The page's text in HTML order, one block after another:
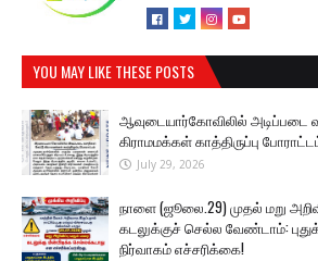
YOU MAY LIKE THESE POSTS
ஆவுடையார்கோவிலில் அடிப்படை
கிராமமக்கள் காத்திருப்பு
July 29, 2026
நாளை (ஜூலை.29) முதல் மறு
கடலுக்குச் செல்ல வேண்டாம்:
நிர்வாகம் எச்சரிக்கை!